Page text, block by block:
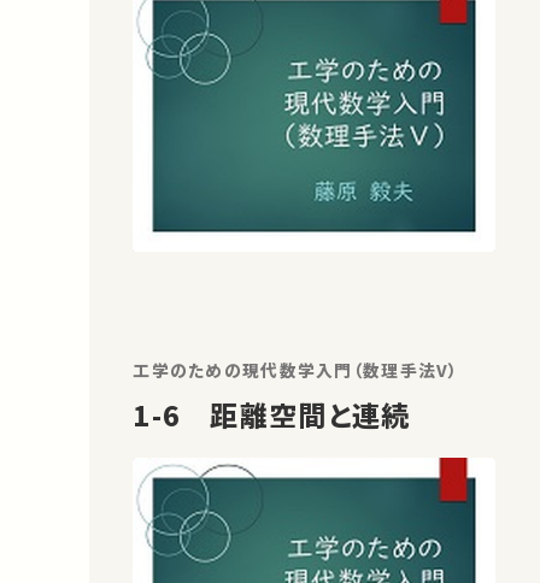
工学のための現代数学入門（数理手法V）
1-6 距離空間と連続